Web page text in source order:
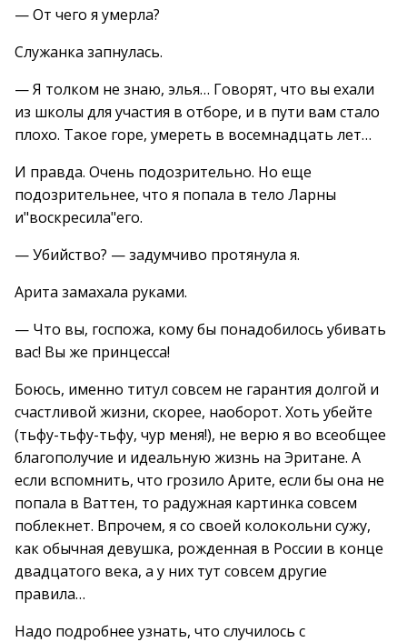
— От чего я умерла?
Служанка запнулась.
— Я толком не знаю, элья… Говорят, что вы ехали
из школы для участия в отборе, и в пути вам стало
плохо. Такое горе, умереть в восемнадцать лет…
И правда. Очень подозрительно. Но еще
подозрительнее, что я попала в тело Ларны
и"воскресила"его.
— Убийство? — задумчиво протянула я.
Арита замахала руками.
— Что вы, госпожа, кому бы понадобилось убивать
вас! Вы же принцесса!
Боюсь, именно титул совсем не гарантия долгой и
счастливой жизни, скорее, наоборот. Хоть убейте
(тьфу-тьфу-тьфу, чур меня!), не верю я во всеобщее
благополучие и идеальную жизнь на Эритане. А
если вспомнить, что грозило Арите, если бы она не
попала в Ваттен, то радужная картинка совсем
поблекнет. Впрочем, я со своей колокольни сужу,
как обычная девушка, рожденная в России в конце
двадцатого века, а у них тут совсем другие
правила…
Надо подробнее узнать, что случилось с